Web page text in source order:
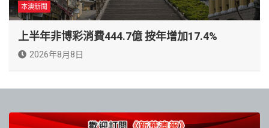
本澳新聞
上半年非博彩消費444.7億 按年增加17.4%
2026年8月8日